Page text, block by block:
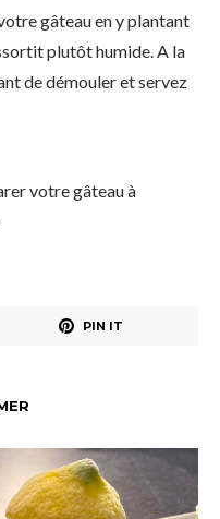
gâteau en y plantant
plutôt humide. A la
de démouler et servez
votre gâteau à
PIN IT